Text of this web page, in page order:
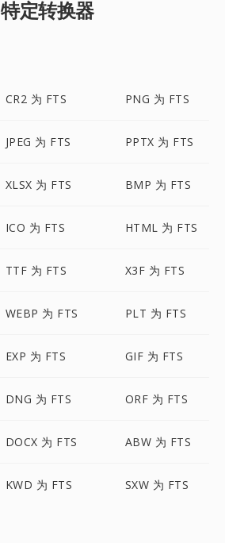
特定转换器
CR2 为 FTS PNG 为 FTS
JPEG 为 FTS PPTX 为 FTS
XLSX 为 FTS BMP 为 FTS
ICO 为 FTS HTML 为 FTS
TTF 为 FTS X3F 为 FTS
WEBP 为 FTS PLT 为 FTS
EXP 为 FTS GIF 为 FTS
DNG 为 FTS ORF 为 FTS
DOCX 为 FTS ABW 为 FTS
KWD 为 FTS SXW 为 FTS